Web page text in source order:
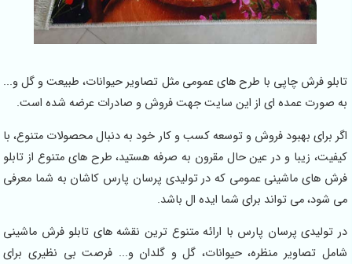
تابلو فرش چاپی با طرح های عمومی مثل تصاویر حیوانات، طبیعت و گل و...
به صورت عمده ای از این سایت جهت فروش و صادرات عرضه شده است.
اگر برای بهبود فروش و توسعه کسب و کار خود به دنبال محصولات متنوع، با
کیفیت، زیبا و در عین حال مقرون به صرفه هستید، طرح های متنوع از تابلو
فرش های ماشینی عمومی که در تولیدی پرسان پارس کاشان به شما معرفی
می شود، می تواند برای شما ایده ال باشد.
در تولیدی پرسان پارس با ارائه متنوع ترین نقشه های تابلو فرش ماشینی
شامل تصاویر منظره، حیوانات، گل و گلدان و... فرصت بی نظیری برای